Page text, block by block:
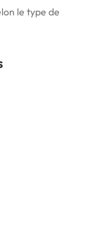
le type de